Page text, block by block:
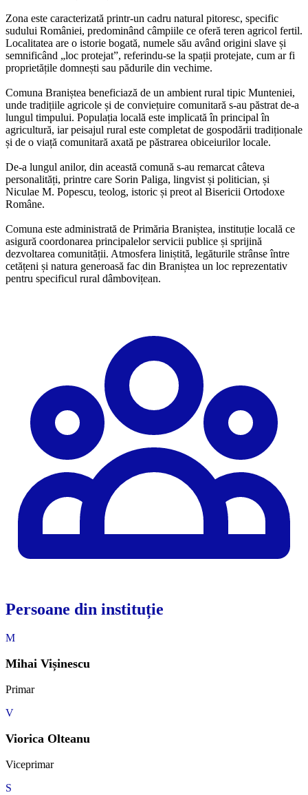
Zona este caracterizată printr-un cadru natural pitoresc, specific
sudului României, predominând câmpiile ce oferă teren agricol fertil.
Localitatea are o istorie bogată, numele său având origini slave și
semnificând „loc protejat”, referindu-se la spații protejate, cum ar fi
proprietățile domnești sau pădurile din vechime.
Comuna Braniștea beneficiază de un ambient rural tipic Munteniei,
unde tradițiile agricole și de conviețuire comunitară s-au păstrat de-a
lungul timpului. Populația locală este implicată în principal în
agricultură, iar peisajul rural este completat de gospodării tradiționale
și de o viață comunitară axată pe păstrarea obiceiurilor locale.
De-a lungul anilor, din această comună s-au remarcat câteva
personalități, printre care Sorin Paliga, lingvist și politician, și
Niculae M. Popescu, teolog, istoric și preot al Bisericii Ortodoxe
Române.
Comuna este administrată de Primăria Braniștea, instituție locală ce
asigură coordonarea principalelor servicii publice și sprijină
dezvoltarea comunității. Atmosfera liniștită, legăturile strânse între
cetățeni și natura generoasă fac din Braniștea un loc reprezentativ
pentru specificul rural dâmbovițean.
Persoane din instituție
M
Mihai Vișinescu
Primar
V
Viorica Olteanu
Viceprimar
S